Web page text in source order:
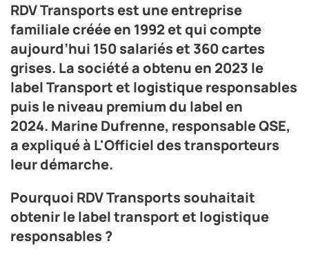
RDV Transports est une entreprise
familiale créée en 1992 et qui compte
aujourd’hui 150 salariés et 360 cartes
grises. La société a obtenu en 2023 le
label Transport et logistique responsables
puis le niveau premium du label en
2024. Marine Dufrenne, responsable QSE,
a expliqué à L'Officiel des transporteurs
leur démarche.
Pourquoi RDV Transports souhaitait
obtenir le label transport et logistique
responsables ?